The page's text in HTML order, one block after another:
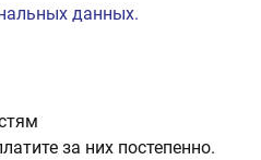
данных.
за них постепенно.